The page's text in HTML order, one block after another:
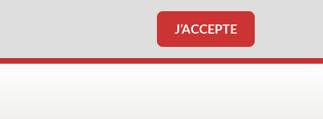
J’ACCEPTE